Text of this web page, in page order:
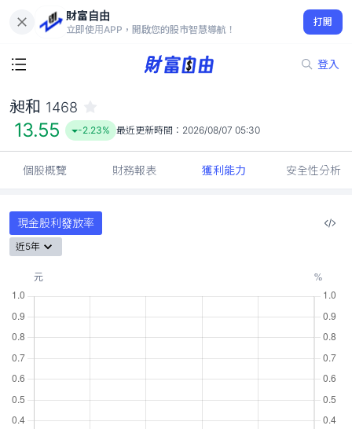
財富自由
立即使用APP，開啟您的股市智慧導航！
打開
登入
13.55
-2.23%
昶和 1468
13.55 -2.23% 最近更新時間： 2026/08/07 05:30
個股概覽 財務報表 獲利能力 安全性分析
現金股利發放率
近5年